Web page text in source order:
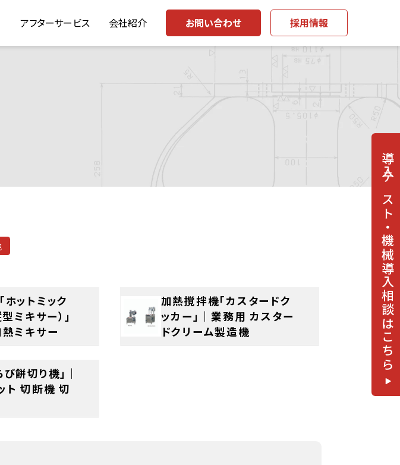
アフターサービス 会社紹介 お問い合わせ 採用情報
ットミック
ミキサー）」
ミキサー
加熱撹拌機「カスタードク
ッカー」｜業務用 カスター
ドクリーム製造機
餅切り機」｜
ト 切断機 切
導入テスト・機械導入相談はこちら